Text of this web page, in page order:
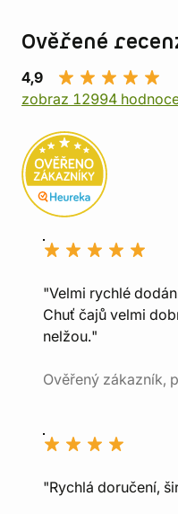
Ověřené
4,9
zobraz 12994
"Velmi rychlé
Chuť čajů velmi
nelžou."
Ověřený zákazník,
"Rychlá doručení,